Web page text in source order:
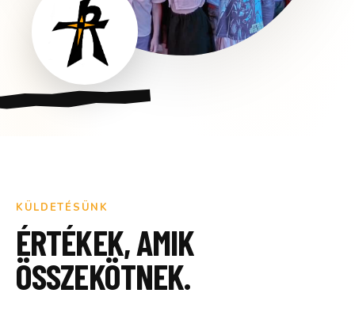
KÜLDETÉSÜNK
ÉRTÉKEK, AMIK
ÖSSZEKÖTNEK.